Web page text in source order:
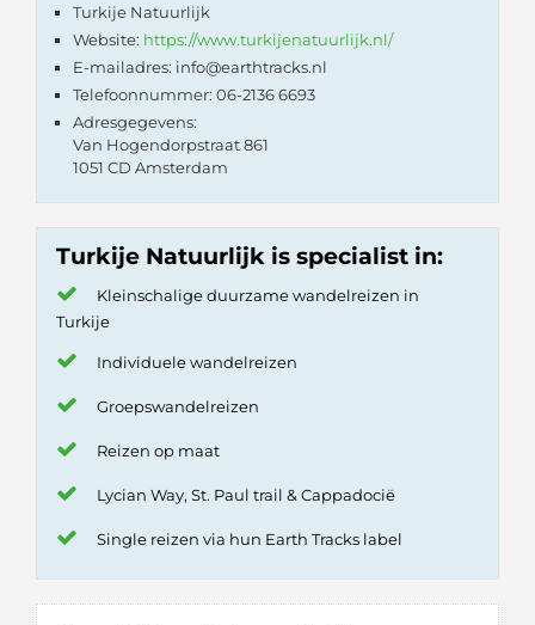
Turkije Natuurlijk
Website: https://www.turkijenatuurlijk.nl/
E-mailadres: info@earthtracks.nl
Telefoonnummer: 06-2136 6693
Adresgegevens:
Van Hogendorpstraat 861
1051 CD Amsterdam
Turkije Natuurlijk is specialist in:
Kleinschalige duurzame wandelreizen in
Turkije
Individuele wandelreizen
Groepswandelreizen
Reizen op maat
Lycian Way, St. Paul trail & Cappadocië
Single reizen via hun Earth Tracks label